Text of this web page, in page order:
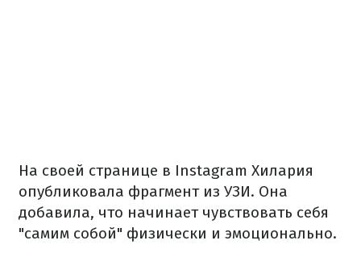
На своей странице в Instagram Хилария
опубликовала фрагмент из УЗИ. Она
добавила, что начинает чувствовать себя
"самим собой" физически и эмоционально.